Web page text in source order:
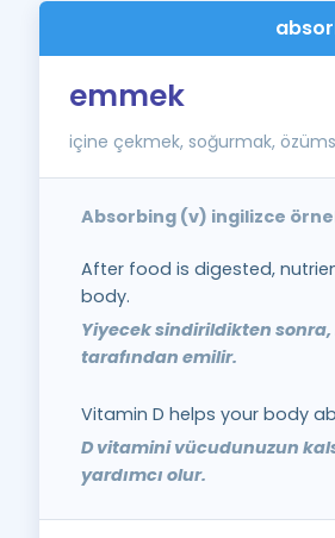
emmek
içine çekmek, soğurmak,
Absorbing (v) ingilizce
After food is digested,
body.
Yiyecek sindirildikten
tarafından emilir.
Vitamin D helps your body
D vitamini vücudunuzun
yardımcı olur.